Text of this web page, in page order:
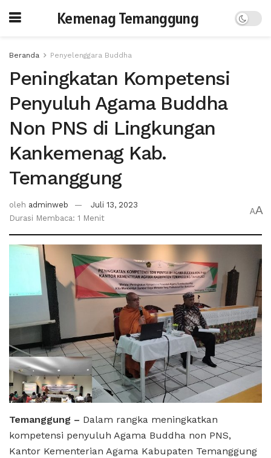
Kemenag Temanggung
Beranda Penyelenggara Buddha
Peningkatan Kompetensi
Penyuluh Agama Buddha
Non PNS di Lingkungan
Kankemenag Kab.
Temanggung
oleh adminweb
Juli 13, 2023
Durasi Membaca: 1 Menit
AA
Temanggung – Dalam rangka meningkatkan
kompetensi penyuluh Agama Buddha non PNS,
Kantor Kementerian Agama Kabupaten Temanggung